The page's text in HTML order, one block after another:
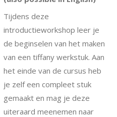
Tijdens deze
introductieworkshop leer je
de beginselen van het maken
van een tiffany werkstuk. Aan
het einde van de cursus heb
je zelf een compleet stuk
gemaakt en mag je deze
uiteraard meenemen naar